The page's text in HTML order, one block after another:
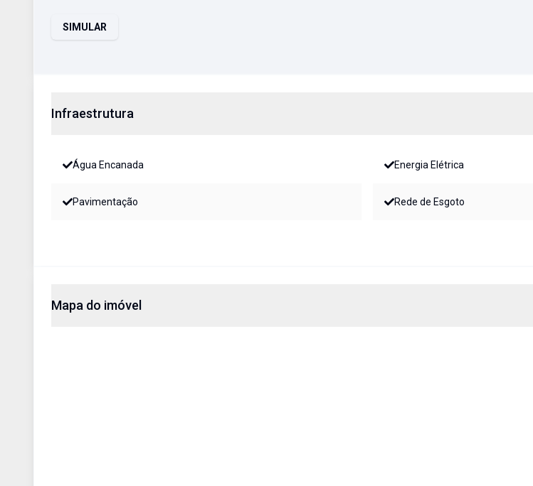
SIMULAR
Infraestrutura
Água Encanada Energia Elétrica
Pavimentação Rede de Esgoto
Mapa do imóvel